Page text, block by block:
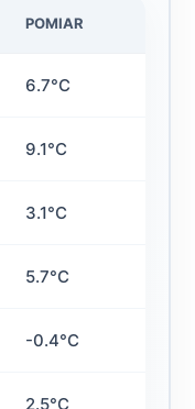
POMIAR
6.7°C
9.1°C
3.1°C
5.7°C
-0.4°C
2.5°C